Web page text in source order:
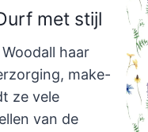
met stijl
haar
make-
ze vele
van de